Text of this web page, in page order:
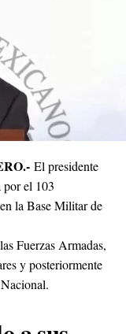
El presidente
por el 103
la Base Militar de
Fuerzas Armadas,
y posteriormente